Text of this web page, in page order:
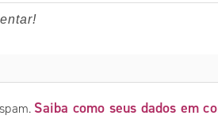
Saiba como seus dados em